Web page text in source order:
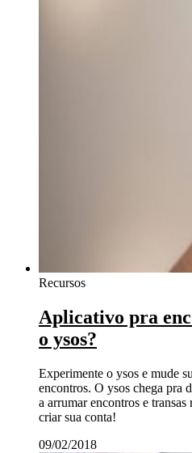
Recursos
Aplicativo pra
o ysos?
Experimente o ysos e mude
encontros. O ysos chega pra
a arrumar encontros e
criar sua conta!
09/02/2018